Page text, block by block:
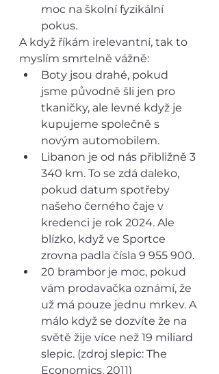
moc na školní fyzikální
pokus.
A když říkám irelevantní, tak to
myslím smrtelně vážně:
Boty jsou drahé, pokud
jsme původně šli jen pro
tkaničky, ale levné když je
kupujeme společně s
novým automobilem.
Libanon je od nás přibližně 3
340 km. To se zdá daleko,
pokud datum spotřeby
našeho černého čaje v
kredenci je rok 2024. Ale
blízko, když ve Sportce
zrovna padla čísla 9 955 900.
20 brambor je moc, pokud
vám prodavačka oznámí, že
už má pouze jednu mrkev. A
málo když se dozvíte že na
světě žije více než 19 miliard
slepic. (zdroj slepic: The
Economics, 2011)